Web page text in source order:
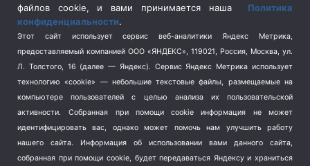
Спецоперация на Украине
(404)
Спорт (740)
Терроризм (1)
Транспорт (262)
Туризм (178)
Флот (76)
Школа и спорт (2)
файлов cookie, и вами принимается наша Политика
конфиденциальности.
Этот сайт использует сервис веб-аналитики Яндекс Метрика,
предоставляемый компанией ООО «ЯНДЕКС», 119021, Россия, Москва, ул.
Л. Толстого, 16 (далее — Яндекс). Сервис Яндекс Метрика использует
технологию «cookie» — небольшие текстовые файлы, размещаемые на
компьютере пользователей с целью анализа их пользовательской
активности.
Собранная при помощи cookie информация не может
идентифицировать вас, однако может помочь нам улучшить работу
нашего сайта. Информация об использовании вами данного сайта,
собранная при помощи cookie, будет передаваться Яндексу и храниться